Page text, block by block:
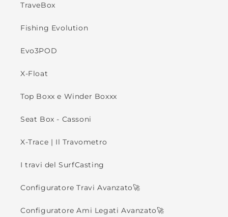
TraveBox
Fishing Evolution
Evo3POD
X-Float
Top Boxx e Winder Boxxx
Seat Box - Cassoni
X-Trace | Il Travometro
I travi del SurfCasting
Configuratore Travi Avanzato🚀
Configuratore Ami Legati Avanzato🚀